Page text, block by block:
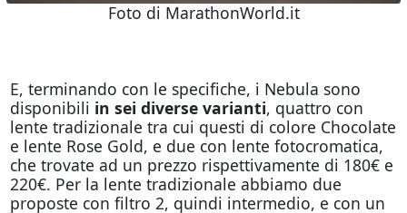
Foto di MarathonWorld.it
E, terminando con le specifiche, i Nebula sono
disponibili in sei diverse varianti, quattro con
lente tradizionale tra cui questi di colore Chocolate
e lente Rose Gold, e due con lente fotocromatica,
che trovate ad un prezzo rispettivamente di 180€ e
220€. Per la lente tradizionale abbiamo due
proposte con filtro 2, quindi intermedio, e con un